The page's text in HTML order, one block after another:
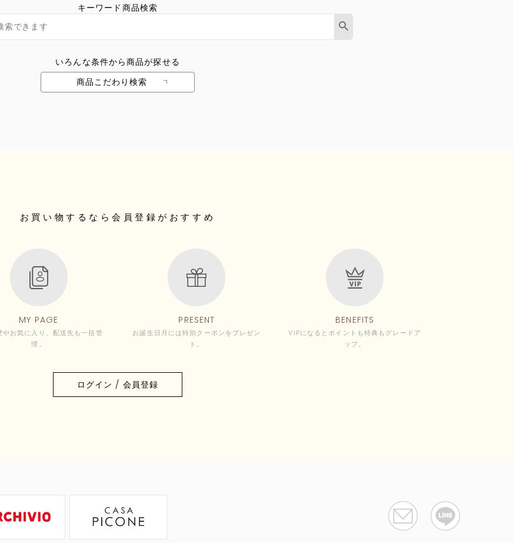
キーワード商品検索
いろんな条件から商品が探せる
商品こだわり検索
お買い物するなら会員登録がおすすめ
MY PAGE
やお気に入り、配送先も一括管
理。
PRESENT
お誕生日月には特別クーポンをプレゼン
ト。
BENEFITS
VIPになるとポイントも特典もグレードア
ップ。
ログイン / 会員登録